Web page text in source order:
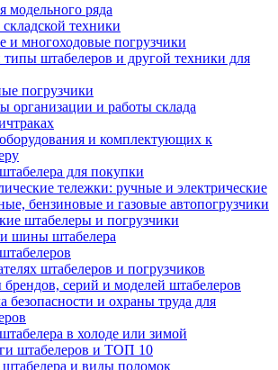
модельного ряда
техники
и многоходовые погрузчики
штабелеров и другой техники для
погрузчики
организации и работы склада
и комплектующих к
для покупки
тележки: ручные и электрические
бензиновые и газовые автопогрузчики
штабелеры и погрузчики
шины штабелера
штабелеров и погрузчиков
серий и моделей штабелеров
безопасности и охраны труда для
в холоде или зимой
штабелеров и ТОП 10
и виды поломок